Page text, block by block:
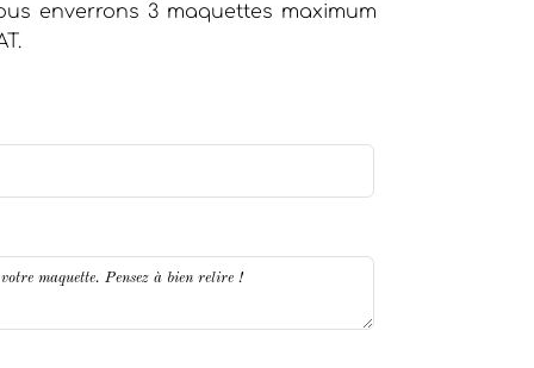
enverrons 3 maquettes maximum